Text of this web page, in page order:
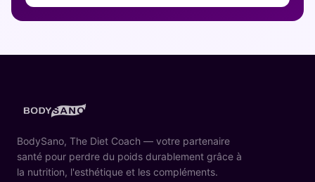
BodySano, The Diet Coach — votre partenaire
santé pour perdre du poids durablement grâce à
la nutrition, l'esthétique et les compléments.